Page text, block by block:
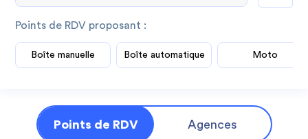
Points de RDV proposant :
Boîte manuelle Boîte automatique Moto
Points de RDV Agences